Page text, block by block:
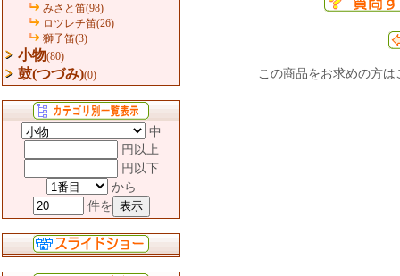
みさと笛(98)
ロツレチ笛(26)
獅子笛(3)
小物(80)
鼓(つづみ)(0)
中
円以上
円以下
から
件を
この商品をお求めの方